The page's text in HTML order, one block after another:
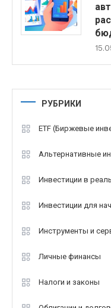
РУБРИКИ
ETF (Биржевые
Альтернативные
Инвестиции в
Инвестиции для
Инструменты и
Личные финансы
Налоги и законы